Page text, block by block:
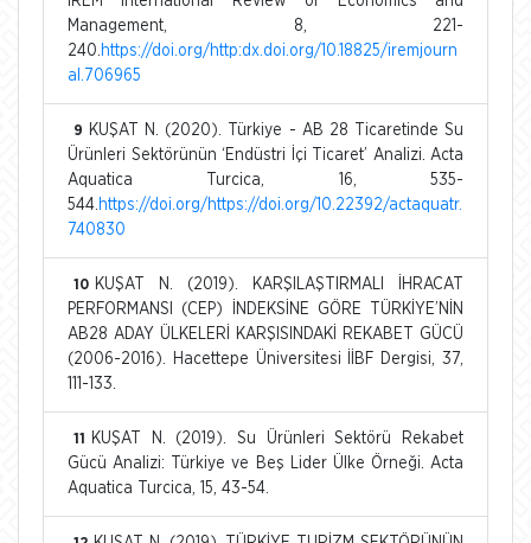
Management, 8, 221-
240. https://doi.org/http:dx.doi.org/10.18825/iremjourn
al.706965
9
KUŞAT N. (2020). Türkiye - AB 28 Ticaretinde Su
Ürünleri Sektörünün ‘Endüstri İçi Ticaret’ Analizi. Acta
Aquatica Turcica, 16, 535-
544. https://doi.org/https://doi.org/10.22392/actaquatr.
740830
10 KUŞAT N. (2019). KARŞILAŞTIRMALI İHRACAT
PERFORMANSI (CEP) İNDEKSİNE GÖRE TÜRKİYE’NİN
AB28 ADAY ÜLKELERİ KARŞISINDAKİ REKABET GÜCÜ
(2006-2016). Hacettepe Üniversitesi İİBF Dergisi, 37,
111-133.
11
KUŞAT N. (2019). Su Ürünleri Sektörü Rekabet
Gücü Analizi: Türkiye ve Beş Lider Ülke Örneği. Acta
Aquatica Turcica, 15, 43-54.